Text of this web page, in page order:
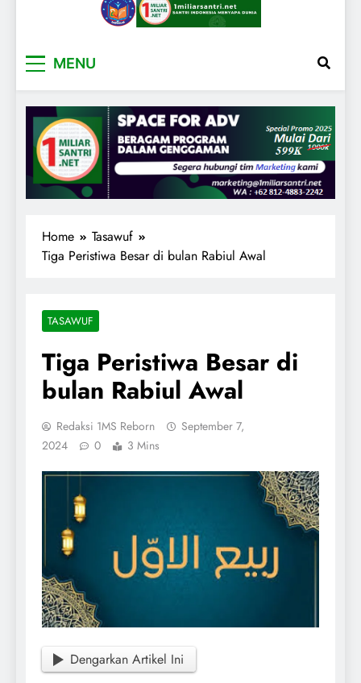
MENU
Home
Tasawuf
Tiga Peristiwa Besar di bulan Rabiul Awal
TASAWUF
Tiga Peristiwa Besar di
bulan Rabiul Awal
Redaksi 1MS Reborn
September 7,
2024
0 3 Mins
Dengarkan Artikel Ini